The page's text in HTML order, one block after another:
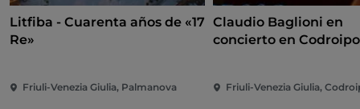
Litfiba - Cuarenta años de «17
Re»
Friuli-Venezia Giulia, Palmanova
Claudio Baglioni en
concierto en Codroipo
Friuli-Venezia Giulia,